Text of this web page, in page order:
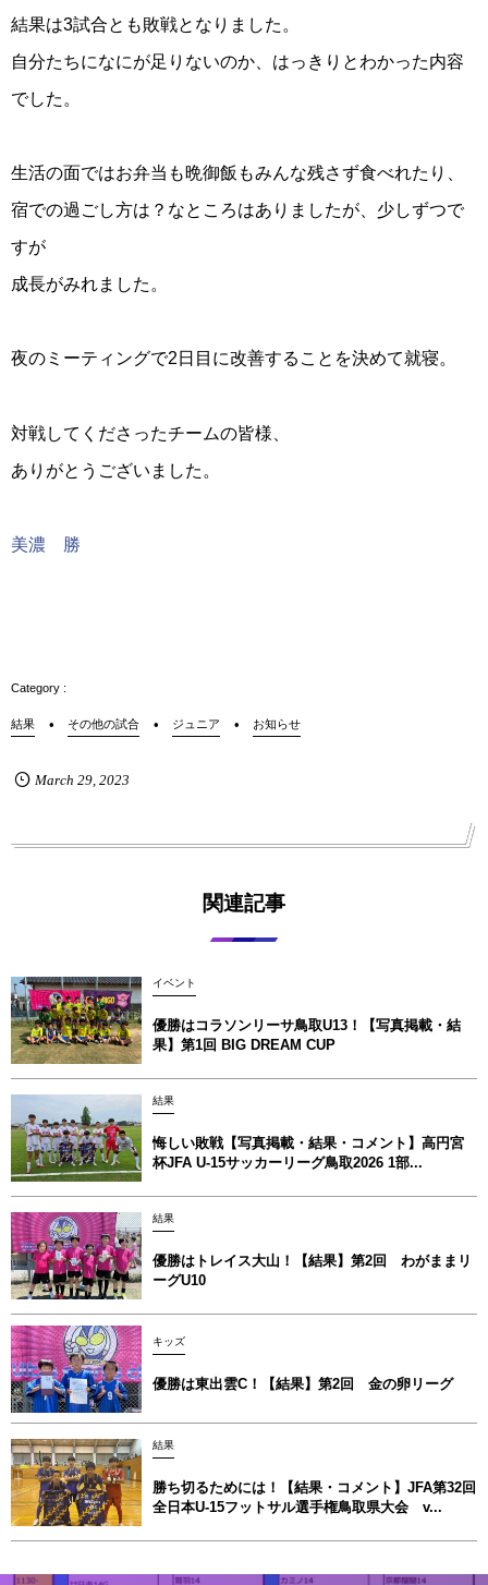
結果は3試合とも敗戦となりました。
自分たちになにが足りないのか、はっきりとわかった内容
でした。
生活の面ではお弁当も晩御飯もみんな残さず食べれたり、
宿での過ごし方は？なところはありましたが、少しずつで
すが
成長がみれました。
夜のミーティングで2日目に改善することを決めて就寝。
対戦してくださったチームの皆様、
ありがとうございました。
美濃 勝
結果 その他の試合 ジュニア お知らせ
March 29, 2023
関連記事
イベント
優勝はコラソンリーサ鳥取U13！【写真掲載‪‪‪︎︎・結
果】第1回 BIG DREAM CUP
結果
悔しい敗戦【写真掲載・結果・コメント】高円宮
杯JFA U-15サッカーリーグ鳥取2026 1部...
結果
優勝はトレイス大山！【結果】第2回 わがままリ
ーグU10
キッズ
優勝は東出雲C！【結果】第2回 金の卵リーグ
結果
勝ち切るためには！【結果・コメント】JFA第32回
全日本U-15フットサル選手権鳥取県大会 v...